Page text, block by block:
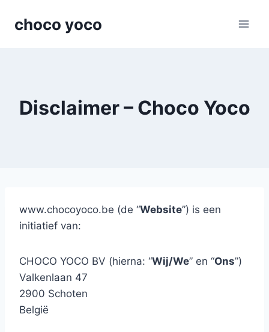
choco yoco
Disclaimer – Choco Yoco
www.chocoyoco.be (de “Website”) is een
initiatief van:
CHOCO YOCO BV (hierna: “Wij/We” en “Ons”)
Valkenlaan 47
2900 Schoten
België